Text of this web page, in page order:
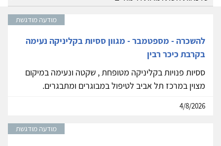
מודעה מודגשת
להשכרה - מספטמבר - מגוון ססיות בקליניקה נעימה
בקרבת כיכר רבין
ססיות פנויות בקליניקה מטופחת , שקטה ונעימה במיקום
מצוין במרכז תל אביב לטיפול במבוגרים ומתבגרים.
4/8/2026
מודעה מודגשת